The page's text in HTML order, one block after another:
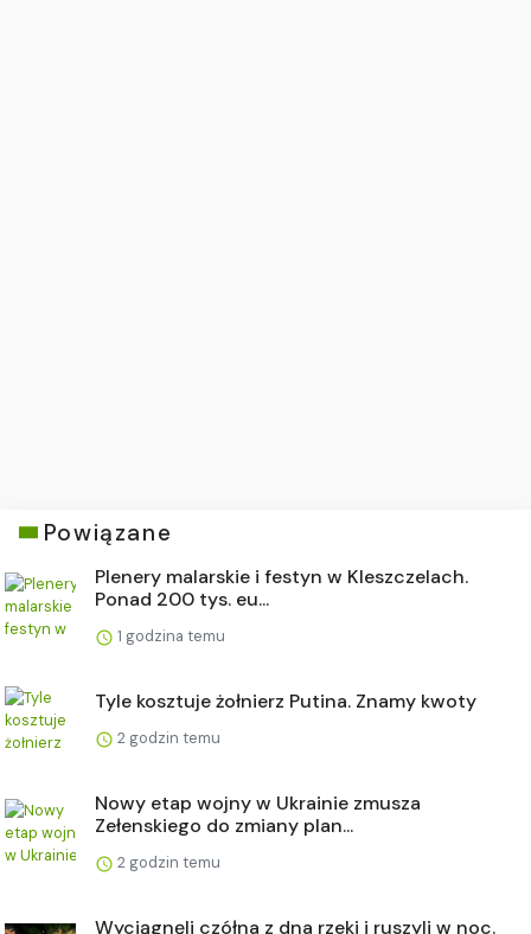
Powiązane
Plenery malarskie i festyn w Kleszczelach.
Ponad 200 tys. eu...
1 godzina temu
Tyle kosztuje żołnierz Putina. Znamy kwoty
2 godzin temu
Nowy etap wojny w Ukrainie zmusza
Zełenskiego do zmiany plan...
2 godzin temu
Wyciągnęli czółna z dna rzeki i ruszyli w noc.